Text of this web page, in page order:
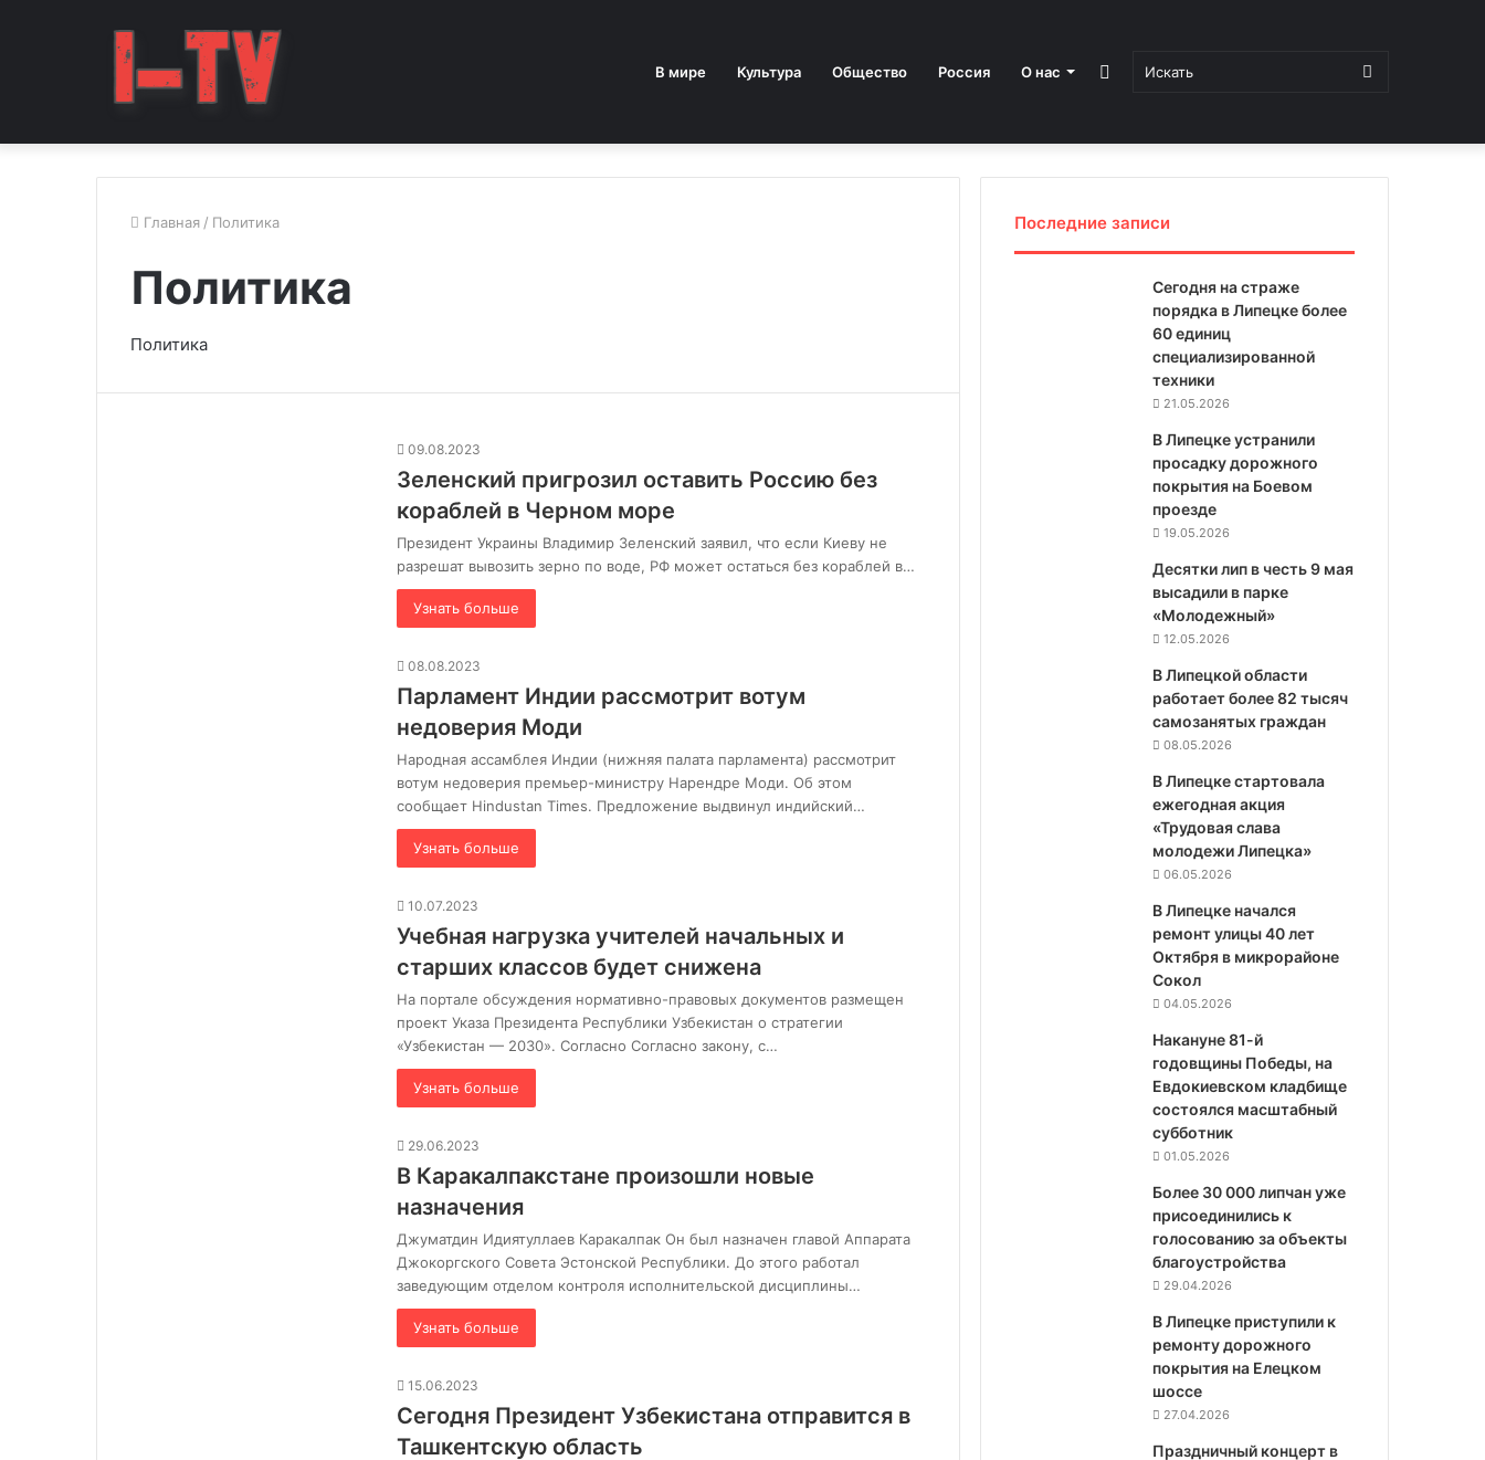
В мире Культура Общество Россия О нас Искать
Sidebar
Главная / Политика
Политика
Политика
09.08.2023
Зеленский пригрозил оставить Россию без
кораблей в Черном море
Президент Украины Владимир Зеленский заявил, что если Киеву не
разрешат вывозить зерно по воде, РФ может остаться без кораблей в…
Узнать больше
08.08.2023
Парламент Индии рассмотрит вотум
недоверия Моди
Народная ассамблея Индии (нижняя палата парламента) рассмотрит
вотум недоверия премьер-министру Нарендре Моди. Об этом
сообщает Hindustan Times. Предложение выдвинул индийский…
Узнать больше
10.07.2023
Учебная нагрузка учителей начальных и
старших классов будет снижена
На портале обсуждения нормативно-правовых документов размещен
проект Указа Президента Республики Узбекистан о стратегии
«Узбекистан — 2030». Согласно Согласно закону, с…
Узнать больше
29.06.2023
В Каракалпакстане произошли новые
назначения
Джуматдин Идиятуллаев Каракалпак Он был назначен главой Аппарата
Джокоргского Совета Эстонской Республики. До этого работал
заведующим отделом контроля исполнительской дисциплины…
Узнать больше
15.06.2023
Сегодня Президент Узбекистана отправится в
Ташкентскую область
Последние записи
Сегодня на страже
порядка в Липецке более
60 единиц
специализированной
техники
21.05.2026
В Липецке устранили
просадку дорожного
покрытия на Боевом
проезде
19.05.2026
Десятки лип в честь 9 мая
высадили в парке
«Молодежный»
12.05.2026
В Липецкой области
работает более 82 тысяч
самозанятых граждан
08.05.2026
В Липецке стартовала
ежегодная акция
«Трудовая слава
молодежи Липецка»
06.05.2026
В Липецке начался
ремонт улицы 40 лет
Октября в микрорайоне
Сокол
04.05.2026
Накануне 81-й
годовщины Победы, на
Евдокиевском кладбище
состоялся масштабный
субботник
01.05.2026
Более 30 000 липчан уже
присоединились к
голосованию за объекты
благоустройства
29.04.2026
В Липецке приступили к
ремонту дорожного
покрытия на Елецком
шоссе
27.04.2026
Праздничный концерт в